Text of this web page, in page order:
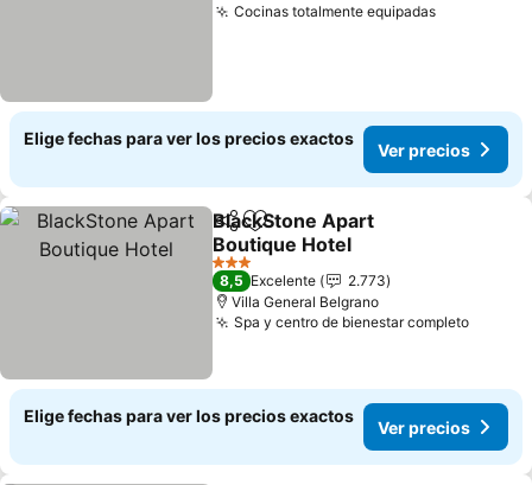
Cocinas totalmente equipadas
Elige fechas para ver los precios exactos
Ver precios
CompartirAgregar a favoritos
BlackStone Apart
Boutique Hotel
3 Estrellas
8,5 Excelente
2.773
Villa General Belgrano
Spa y centro de bienestar completo
Elige fechas para ver los precios exactos
Ver precios